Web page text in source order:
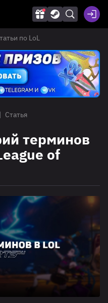
по LoL
| Статья
терминов
of